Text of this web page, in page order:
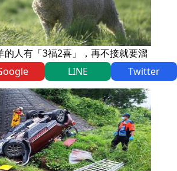
的人有「3福2喜」，再不接就要溜
LINE Twitter